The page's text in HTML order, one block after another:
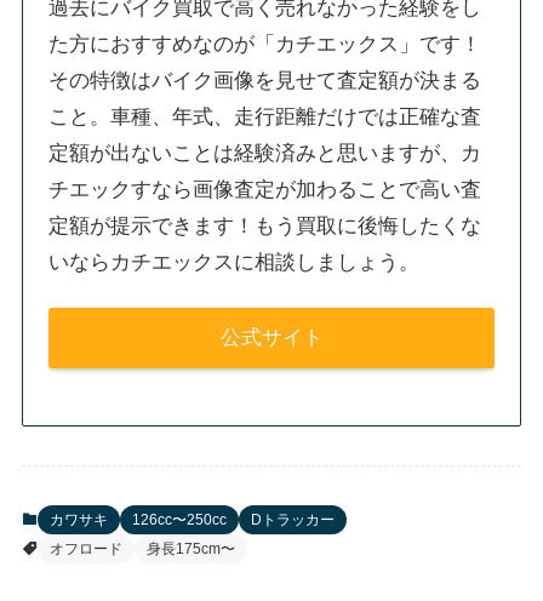
過去にバイク買取で高く売れなかった経験をし
た方におすすめなのが「カチエックス」です！
その特徴はバイク画像を見せて査定額が決まる
こと。車種、年式、走行距離だけでは正確な査
定額が出ないことは経験済みと思いますが、カ
チエックすなら画像査定が加わることで高い査
定額が提示できます！もう買取に後悔したくな
いならカチエックスに相談しましょう。
公式サイト
カワサキ 126cc〜250cc
Dトラッカー
オフロード
身長175cm〜